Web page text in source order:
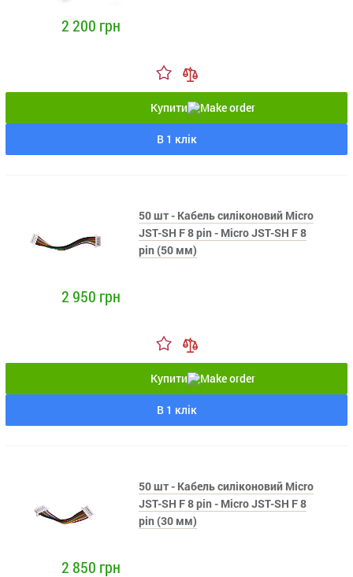
2 200 грн
Купити
В 1 клік
50 шт - Кабель силіконовий Micro
JST-SH F 8 pin - Micro JST-SH F 8
pin (50 мм)
2 950 грн
Купити
В 1 клік
50 шт - Кабель силіконовий Micro
JST-SH F 8 pin - Micro JST-SH F 8
pin (30 мм)
2 850 грн